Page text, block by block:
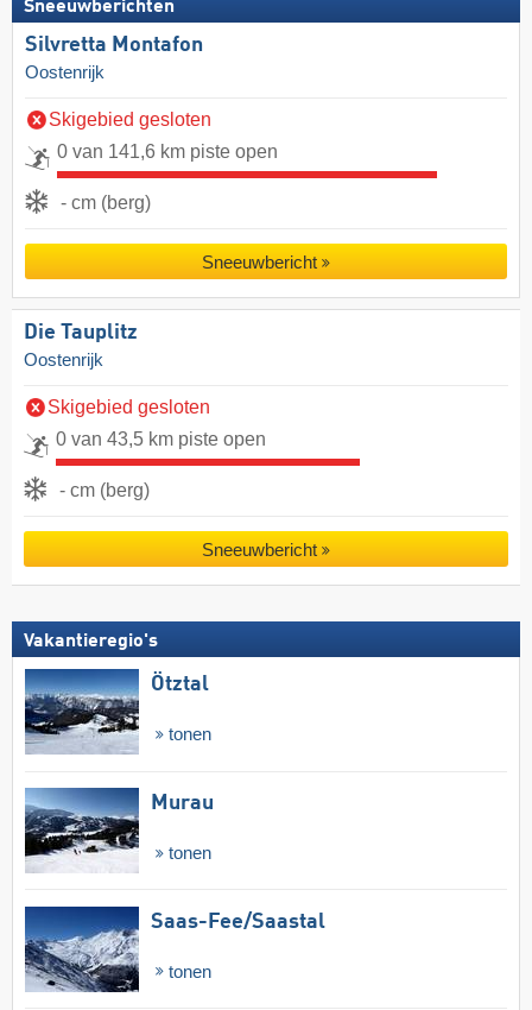
Sneeuwberichten
Silvretta Montafon
Oostenrijk
Skigebied gesloten
0 van 141,6 km piste open
- cm (berg)
Sneeuwbericht
Die Tauplitz
Oostenrijk
Skigebied gesloten
0 van 43,5 km piste open
- cm (berg)
Sneeuwbericht
Vakantieregio's
Ötztal
tonen
Murau
tonen
Saas-Fee/​Saastal
tonen